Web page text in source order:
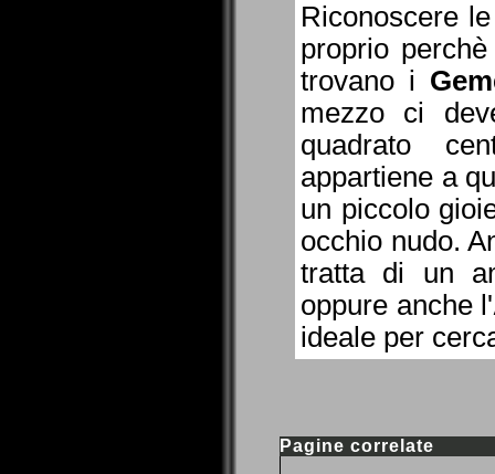
Riconoscere
proprio
trovano i
mezzo ci
quadrato
appartiene a
un piccolo
occhio nudo.
tratta di un
oppure anche l'
ideale per
Pagine correlate